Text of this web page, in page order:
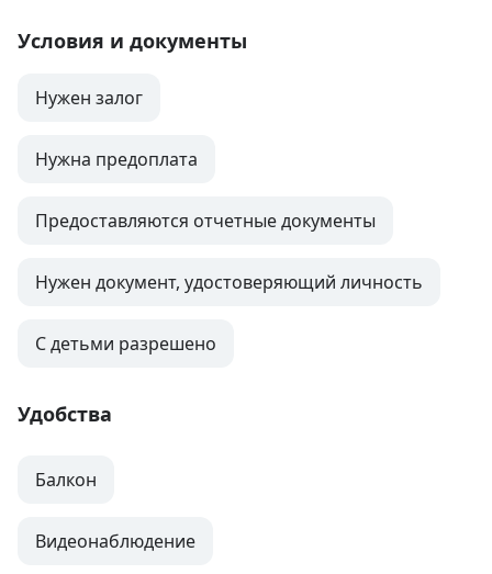
Условия и документы
Нужен залог
Нужна предоплата
Предоставляются отчетные документы
Нужен документ, удостоверяющий личность
С детьми разрешено
Удобства
Балкон
Видеонаблюдение